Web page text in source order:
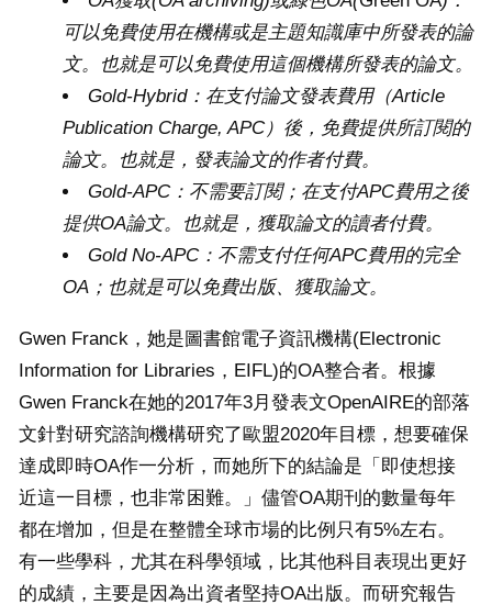
可以免費使用在機構或是主題知識庫中所發表的論
文。也就是可以免費使用這個機構所發表的論文。
Gold-Hybrid：在支付論文發表費用（Article
Publication Charge, APC）後，免費提供所訂閱的
論文。也就是，發表論文的作者付費。
Gold-APC：不需要訂閱；在支付APC費用之後
提供OA論文。也就是，獲取論文的讀者付費。
Gold No-APC：不需支付任何APC費用的完全
OA ；也就是可以免費出版、獲取論文。
Gwen Franck，她是圖書館電子資訊機構(Electronic
Information for Libraries，EIFL)的OA整合者。根據
Gwen Franck在她的2017年3月發表文OpenAIRE的部落
文針對研究諮詢機構研究了歐盟2020年目標，想要確保
達成即時OA作一分析，而她所下的結論是「即使想接
近這一目標，也非常困難。」儘管OA期刊的數量每年
都在增加，但是在整體全球市場的比例只有5%左右。
有一些學科，尤其在科學領域，比其他科目表現出更好
的成績，主要是因為出資者堅持OA出版。而研究報告